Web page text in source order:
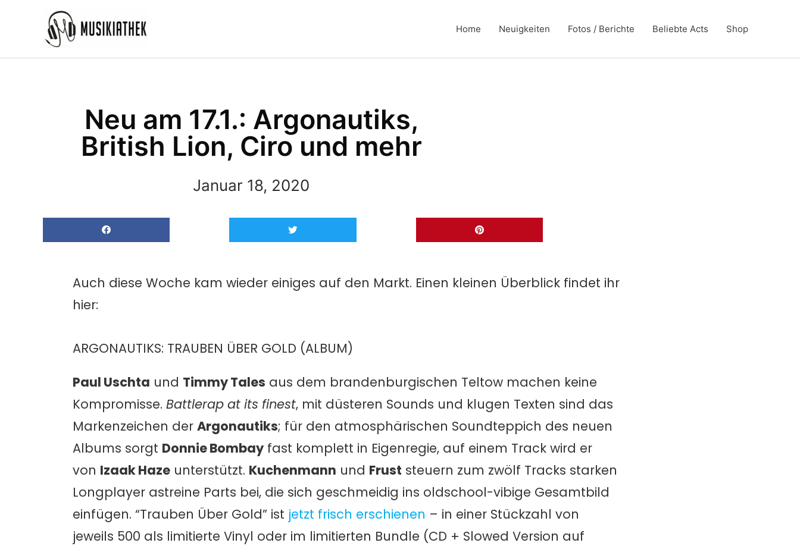
Home Neuigkeiten Fotos / Berichte Beliebte Acts Shop
Neu am 17.1.: Argonautiks,
British Lion, Ciro und mehr
Januar 18, 2020
Auch diese Woche kam wieder einiges auf den Markt. Einen kleinen Überblick findet ihr
hier:
ARGONAUTIKS: TRAUBEN ÜBER GOLD (ALBUM)
Paul Uschta und Timmy Tales aus dem brandenburgischen Teltow machen keine
Kompromisse. Battlerap at its finest, mit düsteren Sounds und klugen Texten sind das
Markenzeichen der Argonautiks; für den atmosphärischen Soundteppich des neuen
Albums sorgt Donnie Bombay fast komplett in Eigenregie, auf einem Track wird er
von Izaak Haze unterstützt. Kuchenmann und Frust steuern zum zwölf Tracks starken
Longplayer astreine Parts bei, die sich geschmeidig ins oldschool-vibige Gesamtbild
einfügen. “Trauben Über Gold” ist jetzt frisch erschienen – in einer Stückzahl von
jeweils 500 als limitierte Vinyl oder im limitierten Bundle (CD + Slowed Version auf